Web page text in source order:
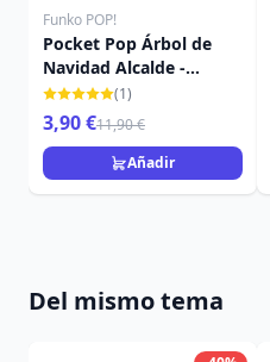
Funko POP!
Pocket Pop Árbol de
Navidad Alcalde -
Disney Pesadilla antes
Navidad
(1)
3,90 €11,90 €
Añadir
Del mismo tema